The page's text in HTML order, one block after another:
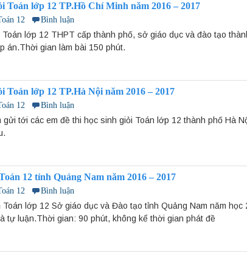
Toán lớp 12 TP.Hồ Chí Minh năm 2016 – 2017
12 Bình luận
lớp 12 THPT cấp thành phố, sở giáo dục và đào tạo
án.Thời gian làm bài 150 phút.
Toán lớp 12 TP.Hà Nội năm 2016 – 2017
12 Bình luận
gửi tới các em đề thi học sinh giỏi Toán lớp 12 thành phố Hà
12 tỉnh Quảng Nam năm 2016 – 2017
12 Bình luận
lớp 12 Sở giáo dục và Đào tạo tỉnh Quảng Nam năm học
tự luận.Thời gian: 90 phút, không kể thời gian phát đề